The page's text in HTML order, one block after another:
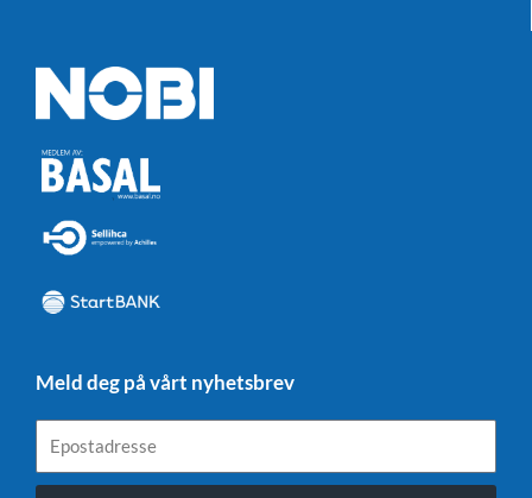
Meld deg på vårt nyhetsbrev